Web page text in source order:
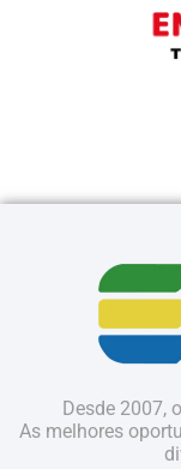
Desde 2007,
As melhores